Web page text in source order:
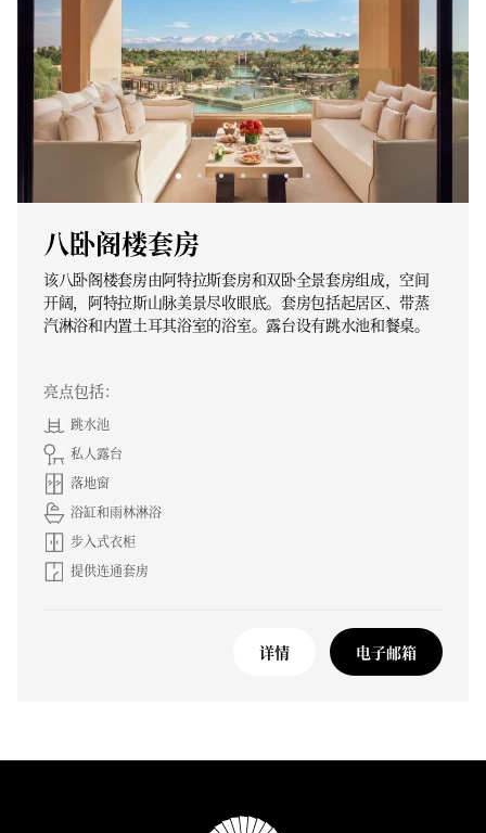
八卧阁楼套房
该八卧阁楼套房由阿特拉斯套房和双卧全景套房组成，空间
开阔，阿特拉斯山脉美景尽收眼底。套房包括起居区、带蒸
汽淋浴和内置土耳其浴室的浴室。露台设有跳水池和餐桌。
亮点包括：
跳水池
私人露台
落地窗
浴缸和雨林淋浴
步入式衣柜
提供连通套房
详情 电子邮箱